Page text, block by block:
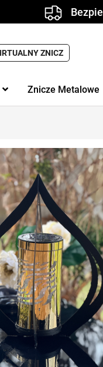
ZNICZ
Znicze Metalowe